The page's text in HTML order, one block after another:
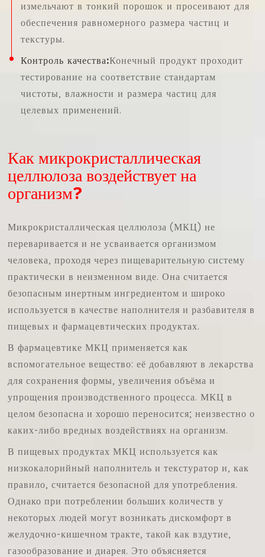
измельчают в тонкий порошок и просеивают для
обеспечения равномерного размера частиц и
текстуры.
Контроль качества:Конечный продукт проходит
тестирование на соответствие стандартам
чистоты, влажности и размера частиц для
целевых применений.
Как микрокристаллическая
целлюлоза воздействует на
организм?
Микрокристаллическая целлюлоза (МКЦ) не
переваривается и не усваивается организмом
человека, проходя через пищеварительную систему
практически в неизменном виде. Она считается
безопасным инертным ингредиентом и широко
используется в качестве наполнителя и разбавителя в
пищевых и фармацевтических продуктах.
В фармацевтике МКЦ применяется как
вспомогательное вещество: её добавляют в лекарства
для сохранения формы, увеличения объёма и
упрощения производственного процесса. МКЦ в
целом безопасна и хорошо переносится; неизвестно о
каких-либо вредных воздействиях на организм.
В пищевых продуктах МКЦ используется как
низкокалорийный наполнитель и текстуратор и, как
правило, считается безопасной для употребления.
Однако при потреблении больших количеств у
некоторых людей могут возникать дискомфорт в
желудочно-кишечном тракте, такой как вздутие,
газообразование и диарея. Это объясняется